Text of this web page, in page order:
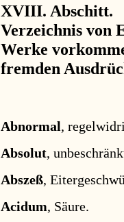
XVIII. Abschitt.
Verzeichnis von
Werke
fremden
Abnormal,
Absolut,
Abszeß,
Acidum, Säure.